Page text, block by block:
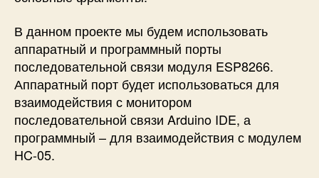
В данном проекте мы будем использовать
аппаратный и программный порты
последовательной связи модуля ESP8266.
Аппаратный порт будет использоваться для
взаимодействия с монитором
последовательной связи Arduino IDE, а
программный – для взаимодействия с модулем
HC-05.